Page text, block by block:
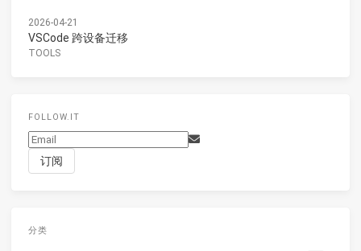
2026-04-21
VSCode 跨设备迁移
TOOLS
FOLLOW.IT
分类